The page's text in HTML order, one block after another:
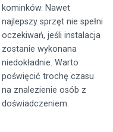
kominków. Nawet
najlepszy sprzęt nie spełni
oczekiwań, jeśli instalacja
zostanie wykonana
niedokładnie. Warto
poświęcić trochę czasu
na znalezienie osób z
doświadczeniem.